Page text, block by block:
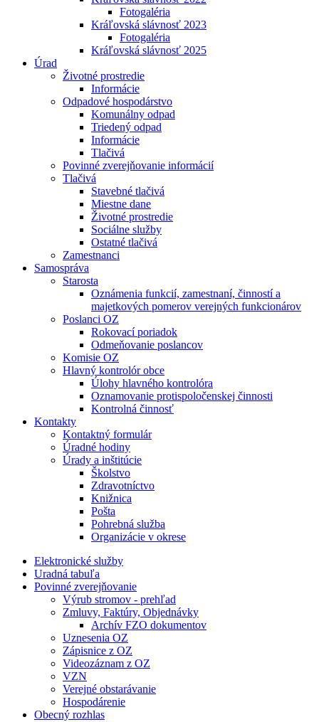
Fotogaléria
Kráľovská slávnosť 2023
Fotogaléria
Kráľovská slávnosť 2025
Úrad
Životné prostredie
Informácie
Odpadové hospodárstvo
Komunálny odpad
Triedený odpad
Informácie
Tlačivá
Povinné zverejňovanie informácií
Tlačivá
Stavebné tlačivá
Miestne dane
Životné prostredie
Sociálne služby
Ostatné tlačivá
Zamestnanci
Samospráva
Starosta
Oznámenia funkcií, zamestnaní, činností a
majetkových pomerov verejných funkcionárov
Poslanci OZ
Rokovací poriadok
Odmeňovanie poslancov
Komisie OZ
Hlavný kontrolór obce
Úlohy hlavného kontrolóra
Oznamovanie protispoločenskej činnosti
Kontrolná činnosť
Kontakty
Kontaktný formulár
Úradné hodiny
Úrady a inštitúcie
Školstvo
Zdravotníctvo
Knižnica
Pošta
Pohrebná služba
Organizácie v okrese
Elektronické služby
Uradná tabuľa
Povinné zverejňovanie
Výrub stromov - prehľad
Zmluvy, Faktúry, Objednávky
Archív FZO dokumentov
Uznesenia OZ
Zápisnice z OZ
Videozáznam z OZ
VZN
Verejné obstarávanie
Hospodárenie
Obecný rozhlas